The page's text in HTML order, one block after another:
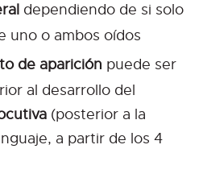
dependiendo de si solo
uno o ambos oídos
de aparición puede ser
al desarrollo del
(posterior a la
a partir de los 4